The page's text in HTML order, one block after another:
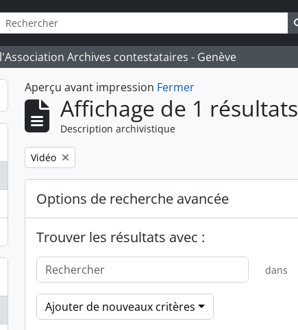
options
Archives contestataires - Genève
Aperçu avant impression Fermer
Affichage de 1 résultats
Description archivistique
Remove filter:
Vidéo
Options de recherche avancée
Trouver les résultats avec :
dans
Ajouter de nouveaux critères